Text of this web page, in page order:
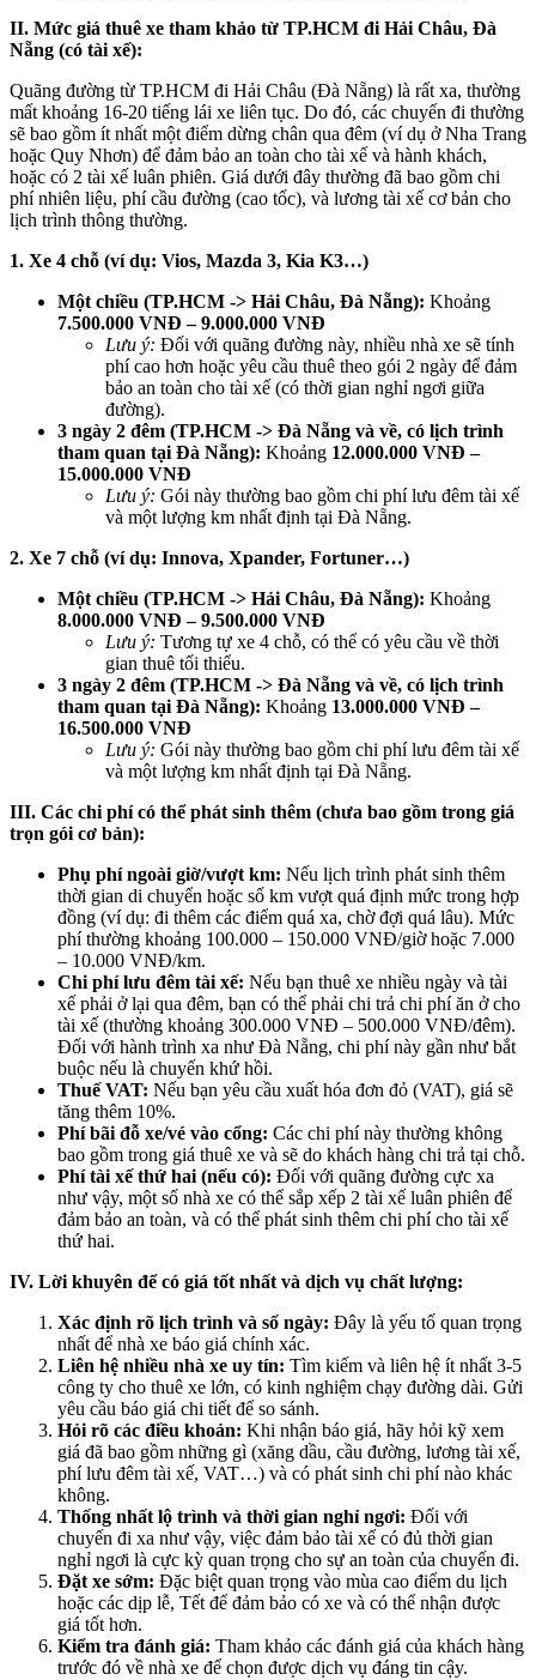
II. Mức giá thuê xe tham khảo từ TP.HCM đi Hải Châu, Đà
Nẵng (có tài xế):
Quãng đường từ TP.HCM đi Hải Châu (Đà Nẵng) là rất xa, thường
mất khoảng 16-20 tiếng lái xe liên tục. Do đó, các chuyến đi thường
sẽ bao gồm ít nhất một điểm dừng chân qua đêm (ví dụ ở Nha Trang
hoặc Quy Nhơn) để đảm bảo an toàn cho tài xế và hành khách,
hoặc có 2 tài xế luân phiên. Giá dưới đây thường đã bao gồm chi
phí nhiên liệu, phí cầu đường (cao tốc), và lương tài xế cơ bản cho
lịch trình thông thường.
1. Xe 4 chỗ (ví dụ: Vios, Mazda 3, Kia K3…)
Một chiều (TP.HCM -> Hải Châu, Đà Nẵng): Khoảng
7.500.000 VNĐ – 9.000.000 VNĐ
Lưu ý: Đối với quãng đường này, nhiều nhà xe sẽ tính
phí cao hơn hoặc yêu cầu thuê theo gói 2 ngày để đảm
bảo an toàn cho tài xế (có thời gian nghỉ ngơi giữa
đường).
3 ngày 2 đêm (TP.HCM -> Đà Nẵng và về, có lịch trình
tham quan tại Đà Nẵng): Khoảng 12.000.000 VNĐ –
15.000.000 VNĐ
Lưu ý: Gói này thường bao gồm chi phí lưu đêm tài xế
và một lượng km nhất định tại Đà Nẵng.
2. Xe 7 chỗ (ví dụ: Innova, Xpander, Fortuner…)
Một chiều (TP.HCM -> Hải Châu, Đà Nẵng): Khoảng
8.000.000 VNĐ – 9.500.000 VNĐ
Lưu ý: Tương tự xe 4 chỗ, có thể có yêu cầu về thời
gian thuê tối thiểu.
3 ngày 2 đêm (TP.HCM -> Đà Nẵng và về, có lịch trình
tham quan tại Đà Nẵng): Khoảng 13.000.000 VNĐ –
16.500.000 VNĐ
Lưu ý: Gói này thường bao gồm chi phí lưu đêm tài xế
và một lượng km nhất định tại Đà Nẵng.
III. Các chi phí có thể phát sinh thêm (chưa bao gồm trong giá
trọn gói cơ bản):
Phụ phí ngoài giờ/vượt km: Nếu lịch trình phát sinh thêm
thời gian di chuyển hoặc số km vượt quá định mức trong hợp
đồng (ví dụ: đi thêm các điểm quá xa, chờ đợi quá lâu). Mức
phí thường khoảng 100.000 – 150.000 VNĐ/giờ hoặc 7.000
– 10.000 VNĐ/km.
Chi phí lưu đêm tài xế: Nếu bạn thuê xe nhiều ngày và tài
xế phải ở lại qua đêm, bạn có thể phải chi trả chi phí ăn ở cho
tài xế (thường khoảng 300.000 VNĐ – 500.000 VNĐ/đêm).
Đối với hành trình xa như Đà Nẵng, chi phí này gần như bắt
buộc nếu là chuyến khứ hồi.
Thuế VAT: Nếu bạn yêu cầu xuất hóa đơn đỏ (VAT), giá sẽ
tăng thêm 10%.
Phí bãi đỗ xe/vé vào cổng: Các chi phí này thường không
bao gồm trong giá thuê xe và sẽ do khách hàng chi trả tại chỗ.
Phí tài xế thứ hai (nếu có): Đối với quãng đường cực xa
như vậy, một số nhà xe có thể sắp xếp 2 tài xế luân phiên để
đảm bảo an toàn, và có thể phát sinh thêm chi phí cho tài xế
thứ hai.
IV. Lời khuyên để có giá tốt nhất và dịch vụ chất lượng:
Xác định rõ lịch trình và số ngày: Đây là yếu tố quan trọng
nhất để nhà xe báo giá chính xác.
Liên hệ nhiều nhà xe uy tín: Tìm kiếm và liên hệ ít nhất 3-5
công ty cho thuê xe lớn, có kinh nghiệm chạy đường dài. Gửi
yêu cầu báo giá chi tiết để so sánh.
Hỏi rõ các điều khoản: Khi nhận báo giá, hãy hỏi kỹ xem
giá đã bao gồm những gì (xăng dầu, cầu đường, lương tài xế,
phí lưu đêm tài xế, VAT…) và có phát sinh chi phí nào khác
không.
Thống nhất lộ trình và thời gian nghỉ ngơi: Đối với
chuyến đi xa như vậy, việc đảm bảo tài xế có đủ thời gian
nghỉ ngơi là cực kỳ quan trọng cho sự an toàn của chuyến đi.
Đặt xe sớm: Đặc biệt quan trọng vào mùa cao điểm du lịch
hoặc các dịp lễ, Tết để đảm bảo có xe và có thể nhận được
giá tốt hơn.
Kiểm tra đánh giá: Tham khảo các đánh giá của khách hàng
trước đó về nhà xe để chọn được dịch vụ đáng tin cậy.